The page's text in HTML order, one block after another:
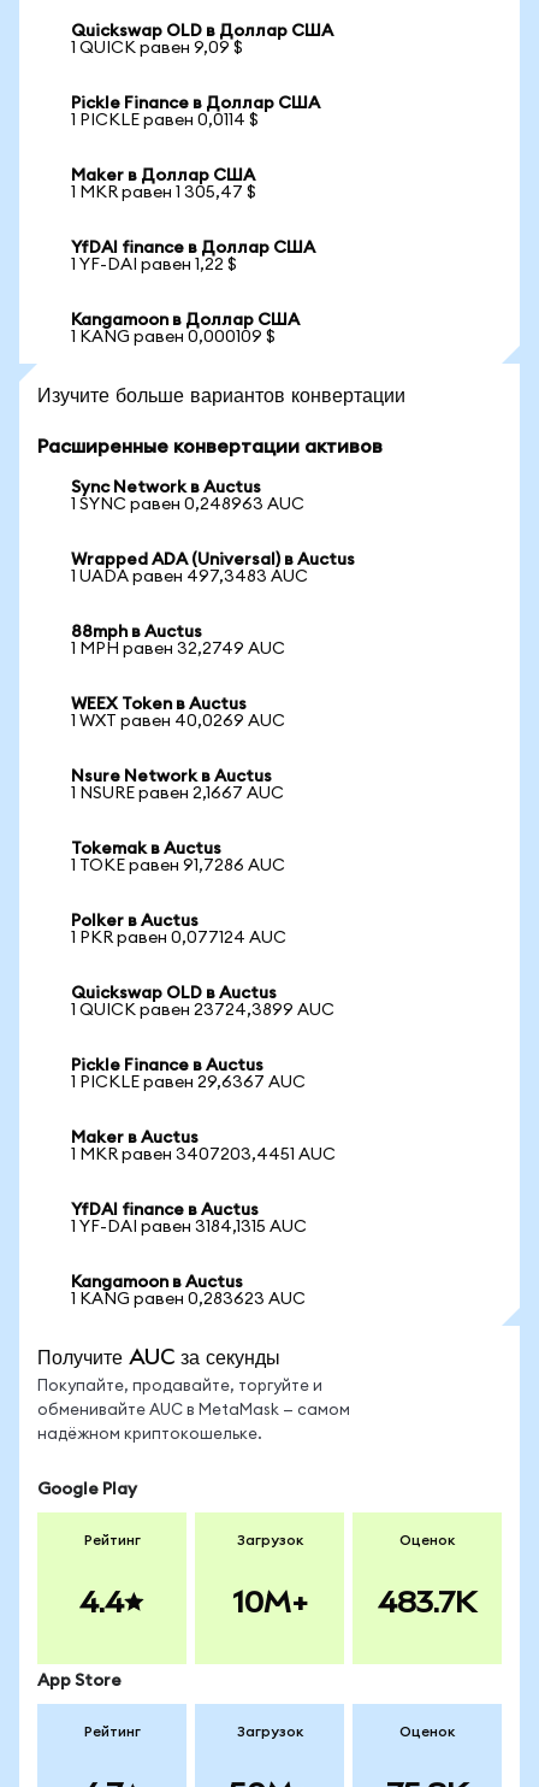
Quickswap OLD в Доллар США
1 QUICK равен 9,09 $
Pickle Finance в Доллар США
1 PICKLE равен 0,0114 $
Maker в Доллар США
1 MKR равен 1 305,47 $
YfDAI finance в Доллар США
1 YF-DAI равен 1,22 $
Kangamoon в Доллар США
1 KANG равен 0,000109 $
Изучите больше вариантов конвертации
Расширенные конвертации активов
Sync Network в Auctus
1 SYNC равен 0,248963 AUC
Wrapped ADA (Universal) в Auctus
1 UADA равен 497,3483 AUC
88mph в Auctus
1 MPH равен 32,2749 AUC
WEEX Token в Auctus
1 WXT равен 40,0269 AUC
Nsure Network в Auctus
1 NSURE равен 2,1667 AUC
Tokemak в Auctus
1 TOKE равен 91,7286 AUC
Polker в Auctus
1 PKR равен 0,077124 AUC
Quickswap OLD в Auctus
1 QUICK равен 23724,3899 AUC
Pickle Finance в Auctus
1 PICKLE равен 29,6367 AUC
Maker в Auctus
1 MKR равен 3407203,4451 AUC
YfDAI finance в Auctus
1 YF-DAI равен 3184,1315 AUC
Kangamoon в Auctus
1 KANG равен 0,283623 AUC
Получите AUC за секунды
Покупайте, продавайте, торгуйте и
обменивайте AUC в MetaMask — самом
надёжном криптокошельке.
Google Play
Рейтинг
4.4
Загрузок
10M+
Оценок
483.7K
App Store
Рейтинг Загрузок Оценок